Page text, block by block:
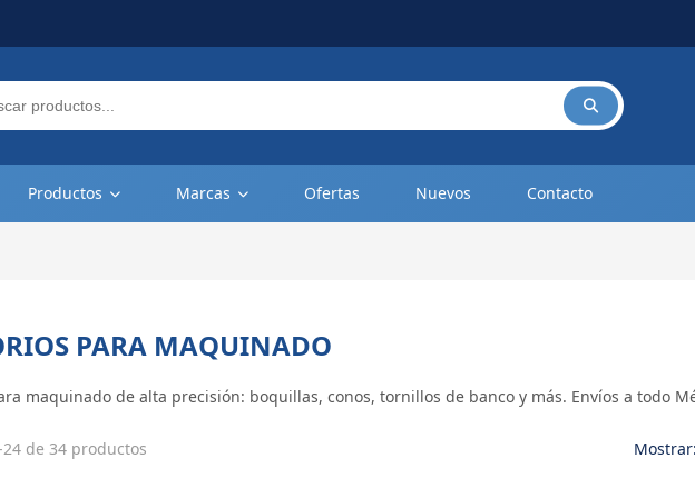
Productos Marcas Ofertas Nuevos Contacto
PARA MAQUINADO
maquinado de alta precisión: boquillas, conos, tornillos de banco y más. Envíos a todo
de 34 productos Mostrar: